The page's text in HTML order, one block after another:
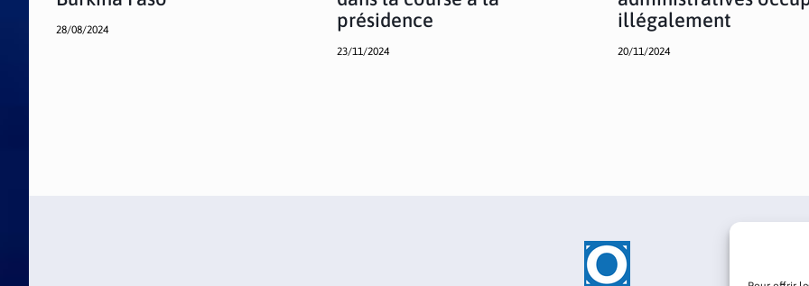
28/08/2024
présidence
23/11/2024
illégalement
20/11/2024